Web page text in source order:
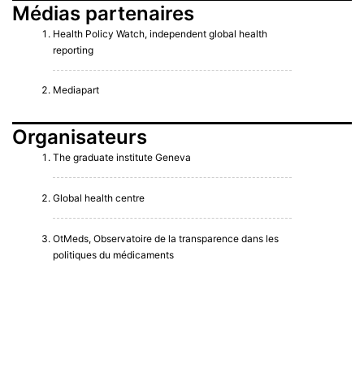
Médias partenaires
Health Policy Watch, independent global health
reporting
Mediapart
Organisateurs
The graduate institute Geneva
Global health centre
OtMeds, Observatoire de la transparence dans les
politiques du médicaments